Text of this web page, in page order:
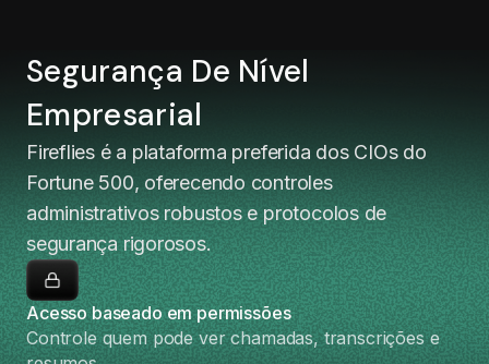
Segurança De Nível
Empresarial
Fireflies é a plataforma preferida dos CIOs do
Fortune 500, oferecendo controles
administrativos robustos e protocolos de
segurança rigorosos.
Acesso baseado em permissões
Controle quem pode ver chamadas, transcrições e